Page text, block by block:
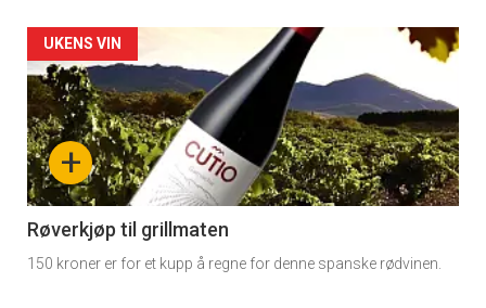
Forsiden
akkurat
nå
-
4
+
UKENS VIN
Røverkjøp til grillmaten
150 kroner er for et kupp å regne for denne spanske rødvinen.